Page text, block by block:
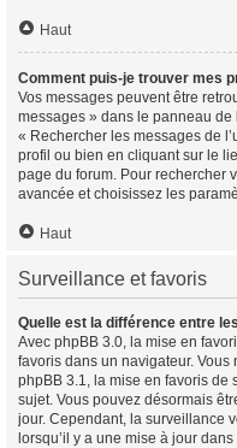
Haut
Comment puis-je trouver mes
Vos messages peuvent être
messages » dans le panneau de
« Rechercher les messages de
profil ou bien en cliquant sur le
page du forum. Pour rechercher
avancée et choisissez les
Haut
Surveillance et favoris
Quelle est la différence entre
Avec phpBB 3.0, la mise en
favoris dans un navigateur. Vous
phpBB 3.1, la mise en favoris de
sujet. Vous pouvez désormais
jour. Cependant, la surveillance
lorsqu’il y a une mise à jour